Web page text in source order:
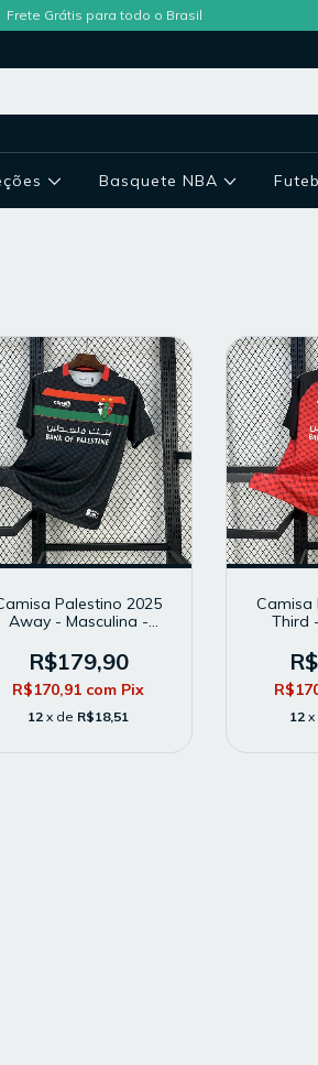
Frete Grátis para todo o Brasil
Basquete NBA
Palestino 2025
Away - Masculina -
R$179,90
R$170,91 com Pix
12 x de R$18,51
Camisa
Third
12 x